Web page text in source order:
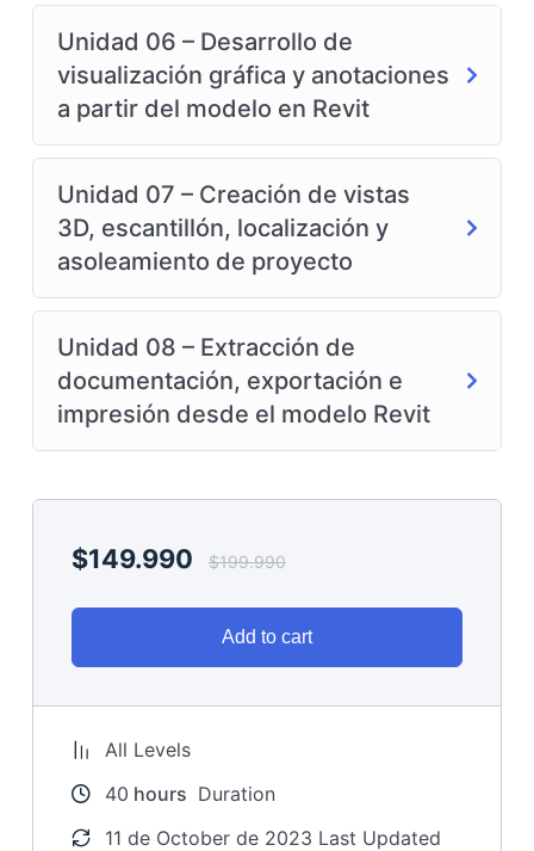
Unidad 06 – Desarrollo de
visualización gráfica y anotaciones
a partir del modelo en Revit
Unidad 07 – Creación de vistas
3D, escantillón, localización y
asoleamiento de proyecto
Unidad 08 – Extracción de
documentación, exportación e
impresión desde el modelo Revit
$149.990 $199.990
Add to cart
All Levels
40 hours Duration
11 de October de 2023 Last Updated